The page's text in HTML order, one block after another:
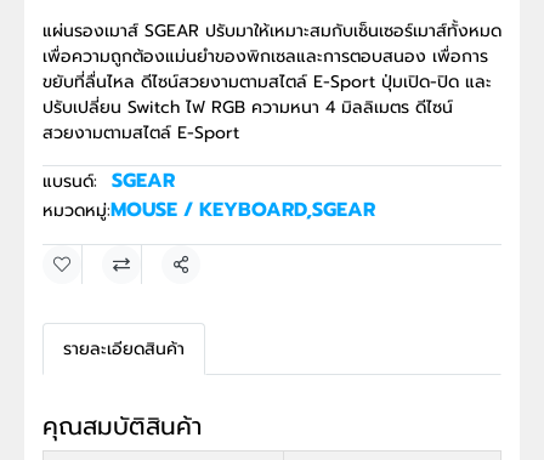
แผ่นรองเมาส์ SGEAR ปรับมาให้เหมาะสมกับเซ็นเซอร์เมาส์ทั้งหมด
เพื่อความถูกต้องแม่นยำของพิกเซลและการตอบสนอง เพื่อการ
ขยับที่ลื่นไหล ดีไซน์สวยงามตามสไตล์ E-Sport ปุ่มเปิด-ปิด และ
ปรับเปลี่ยน Switch ไฟ RGB ความหนา 4 มิลลิเมตร ดีไซน์
สวยงามตามสไตล์ E-Sport
แบรนด์:
SGEAR
หมวดหมู่:MOUSE / KEYBOARD,SGEAR
แชร์
รายละเอียดสินค้า
คุณสมบัติสินค้า